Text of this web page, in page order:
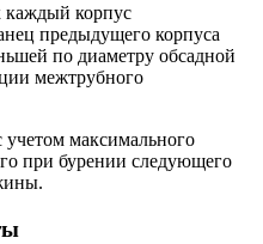
каждый корпус
предыдущего корпуса
по диаметру обсадной
межтрубного
учетом максимального
при бурении следующего